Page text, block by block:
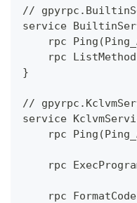
//
service
rpc
rpc
}
//
service
rpc
rpc
rpc